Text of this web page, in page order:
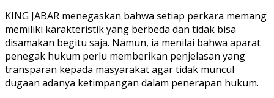
KING JABAR menegaskan bahwa setiap perkara memang
memiliki karakteristik yang berbeda dan tidak bisa
disamakan begitu saja. Namun, ia menilai bahwa aparat
penegak hukum perlu memberikan penjelasan yang
transparan kepada masyarakat agar tidak muncul
dugaan adanya ketimpangan dalam penerapan hukum.